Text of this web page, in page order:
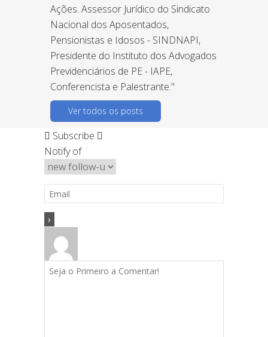
Ações. Assessor Jurídico do Sindicato
Nacional dos Aposentados,
Pensionistas e Idosos - SINDNAPI,
Presidente do Instituto dos Advogados
Previdenciários de PE - IAPE,
Conferencista e Palestrante."
Ver todos os posts
Subscribe
Notify of